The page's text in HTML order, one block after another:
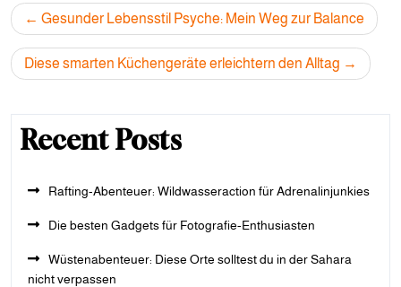
Post
navigation
Gesunder Lebensstil Psyche: Mein Weg zur Balance
Diese smarten Küchengeräte erleichtern den Alltag
Recent Posts
Rafting-Abenteuer: Wildwasseraction für Adrenalinjunkies
Die besten Gadgets für Fotografie-Enthusiasten
Wüstenabenteuer: Diese Orte solltest du in der Sahara
nicht verpassen